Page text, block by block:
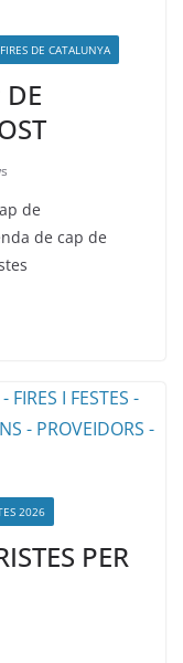
FIRES DE CATALUNYA
DE
de
de cap de
2026
PER